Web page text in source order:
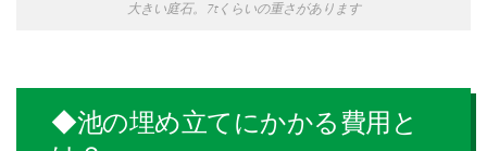
大きい庭石。7tくらいの重さがあります
◆池の埋め立てにかかる費用と